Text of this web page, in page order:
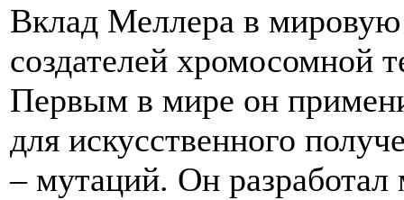
Вклад Меллера в
создателей хромосомной
Первым в мире он
для искусственного
– мутаций. Он